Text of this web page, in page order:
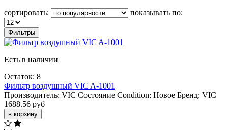
сортировать: показывать по:
Фильтры
Есть в наличии
Остаток: 8
Фильтр воздушный VIC A-1001
Производитель: VIC Состояние Condition: Новое Бренд: VIC
1688.56 руб
в корзину